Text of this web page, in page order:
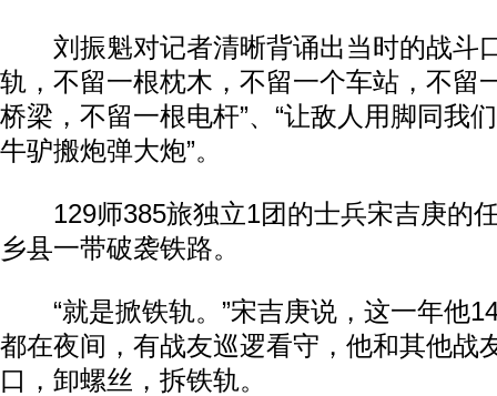
刘振魁对记者清晰背诵出当时的战斗
轨，不留一根枕木，不留一个车站，不留
桥梁，不留一根电杆”、“让敌人用脚同我
牛驴搬炮弹大炮”。
129师385旅独立1团的士兵宋吉庚的
乡县一带破袭铁路。
“就是掀铁轨。”宋吉庚说，这一年他
都在夜间，有战友巡逻看守，他和其他战
口，卸螺丝，拆铁轨。